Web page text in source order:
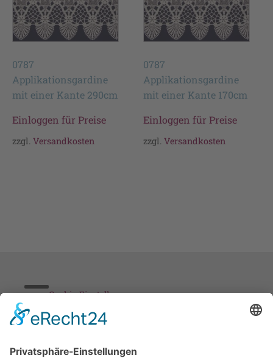
0787
Applikationsgardine
mit einer Kante 290cm
Einloggen für Preise
zzgl. Versandkosten
0787
Applikationsgardine
mit einer Kante 170cm
Einloggen für Preise
zzgl.Versandkosten
Cookie-Einstellungen